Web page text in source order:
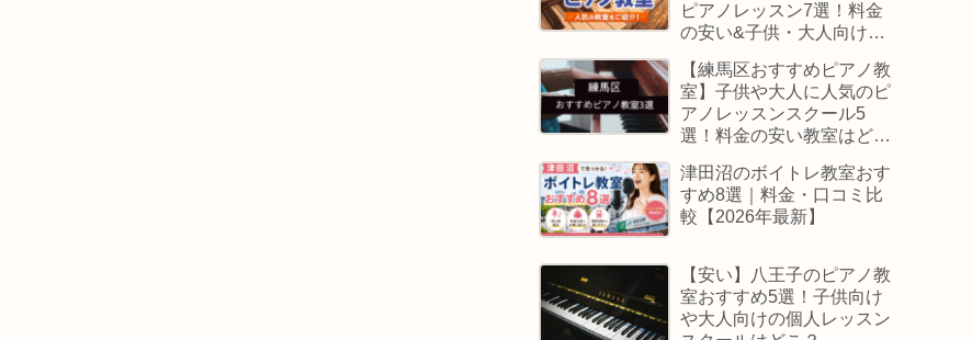
ピアノレッスン7選！料金
の安い&子供・大人向けス
【練馬区おすすめピアノ教
室】子供や大人に人気のピ
アノレッスンスクール5
選！料金の安い教室はど
津田沼のボイトレ教室おす
すめ8選｜料金・口コミ比
較【2026年最新】
【安い】八王子のピアノ教
室おすすめ5選！子供向け
や大人向けの個人レッスン